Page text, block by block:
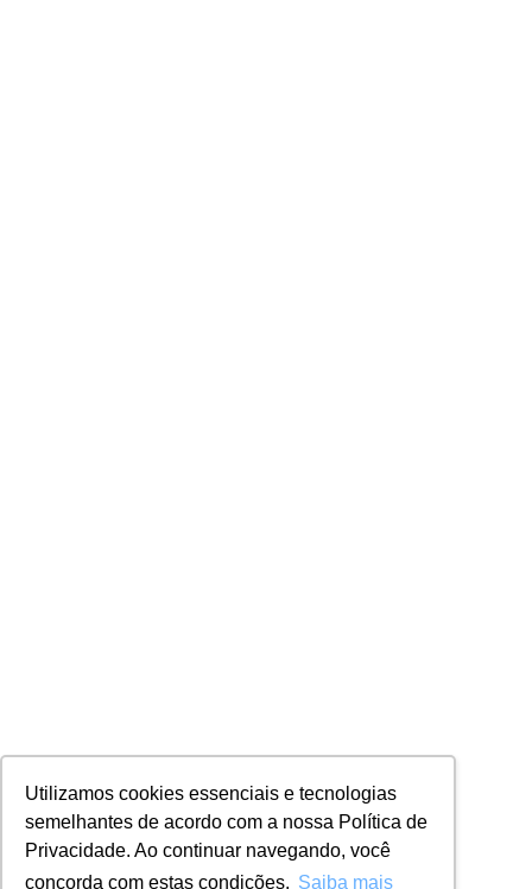
Utilizamos cookies essenciais e tecnologias
semelhantes de acordo com a nossa Política de
Privacidade. Ao continuar navegando, você
concorda com estas condições. Saiba mais